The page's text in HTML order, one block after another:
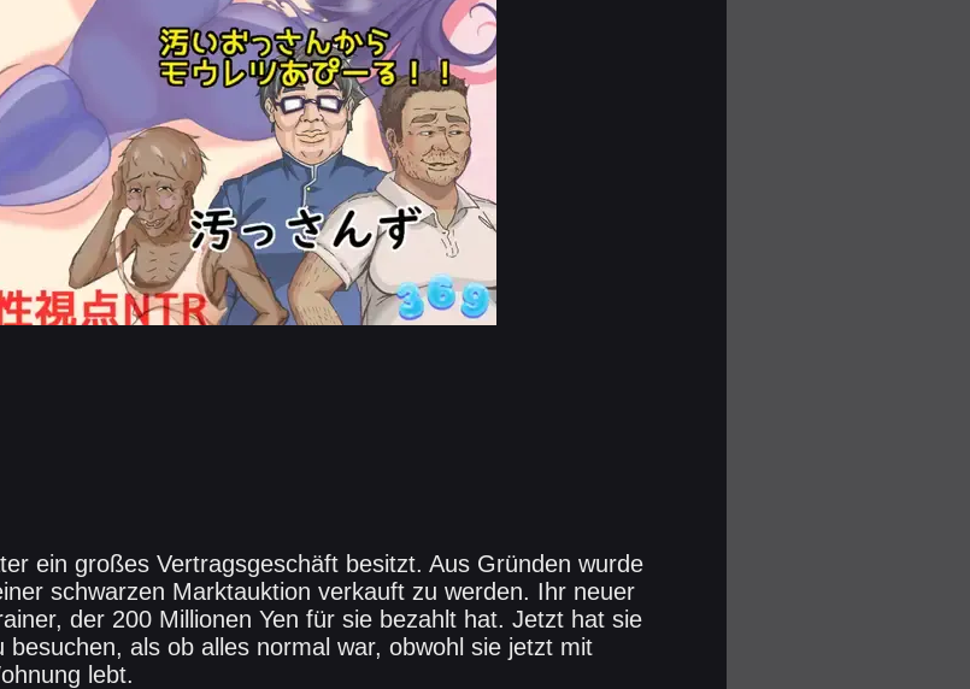
ein großes Vertragsgeschäft besitzt. Aus Gründen wurde
schwarzen Marktauktion verkauft zu werden. Ihr neuer
der 200 Millionen Yen für sie bezahlt hat. Jetzt hat sie
besuchen, als ob alles normal war, obwohl sie jetzt mit
lebt.